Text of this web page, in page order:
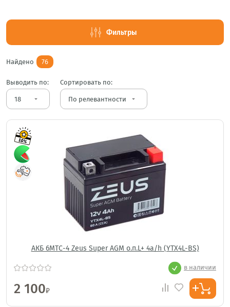
Фильтры
Найдено 76
Выводить по:
arrow_drop_down
Сортировать по:
arrow_drop_down
АКБ 6МТС-4 Zeus Super AGM о.п.L+ 4a/h (YTX4L-BS)
в наличии
2 100₽